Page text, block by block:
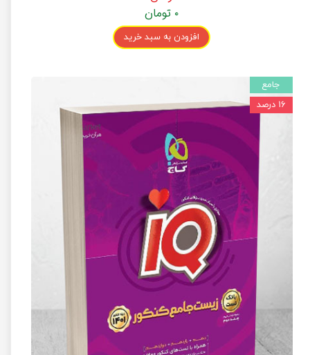
۰ تومان
افزودن به سبد خرید
جامع
۱۶ درصد